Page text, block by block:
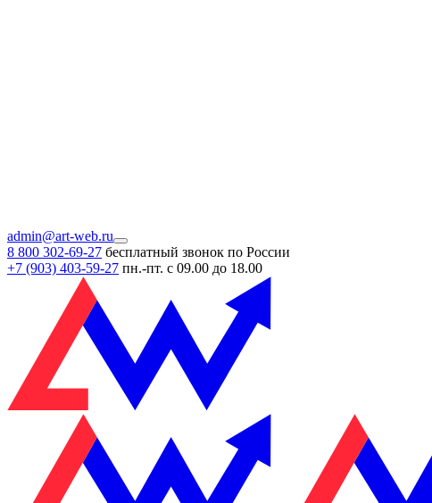
admin@art-web.ru
8 800 302-69-27 бесплатный звонок по России
+7 (903) 403-59-27 пн.-пт. с 09.00 до 18.00